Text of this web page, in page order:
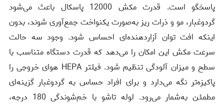
پاسخگو است. قدرت مکش 12000 پاسکال باعث می‌شود
گردوغبار، مو و ذرات ریز به‌صورت یکنواخت جمع‌آوری شوند، بدون
اینکه افت توان آزاردهنده‌ای احساس شود. وجود سه حالت
سرعت مکش این امکان را می‌دهد که قدرت دستگاه متناسب با
سطح و میزان آلودگی تنظیم شود. فیلتر HEPA هوای خروجی را
پاکیزه‌تر نگه می‌دارد و برای افراد حساس به گردوغبار گزینه‌ای
مطمئن به‌شمار می‌رود. لوله تاشو با خم‌شوندگی 180 درجه،